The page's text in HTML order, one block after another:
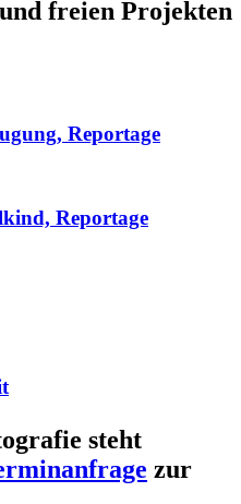
freien Projekten
Reportage
Reportage
steht
zur